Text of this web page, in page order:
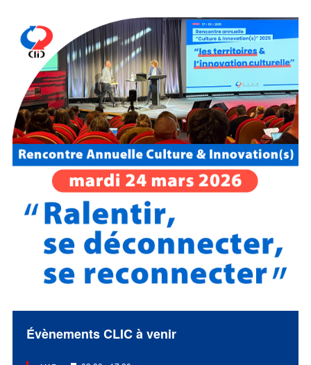
Évènements CLIC à venir